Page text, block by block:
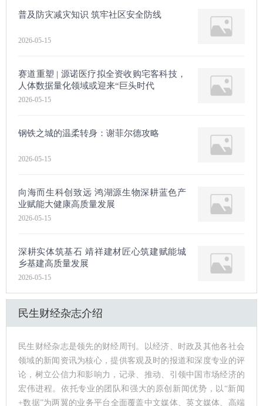
普及防灾减灾知识 筑牢社区安全防线
2026-05-15
赛道重塑 | 源诺医疗拟全资收购宅客科技，
人体数据量化领域或迎来“巨头时代
2026-05-15
钢铁之城的温柔转身：谢菲尔德攻略
2026-05-15
向海而生科创致远 鸿湖源生物深耕蓝色产
业赋能大健康高质量发展
2026-05-15
深耕实体筑基石 靖祥建材匠心筑建赋能城
乡基建高质量发展
2026-05-15
民生财经杂志介绍
民生财经杂志是领先的财经周刊。以经济、时政及其他各社会
领域的新闻资讯为核心，提供客观及时的报道和深度专业的评
论，树立公信力和影响力，记录、推动、引领中国市场经济的
宏伟进程。依托专业的团队和强大的原创新闻优势，以“新闻
+数据”为两翼的业务平台全面覆盖中文媒体、英文媒体、高端